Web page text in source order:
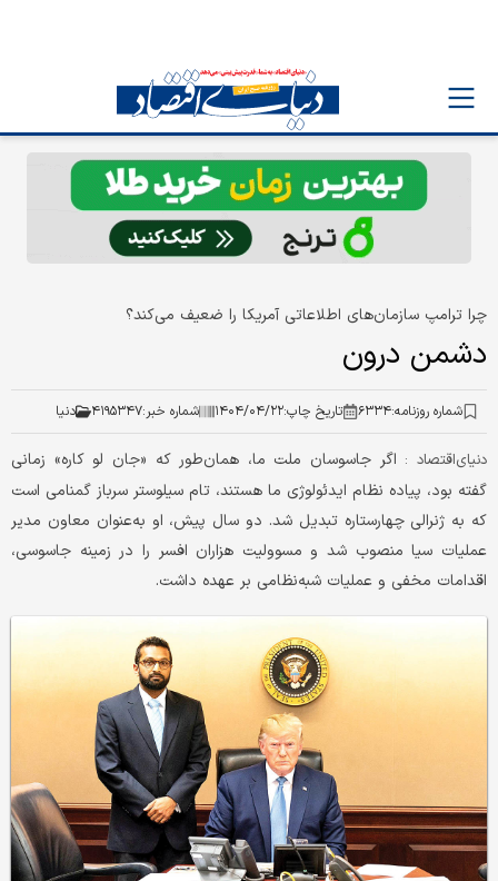
چرا ترامپ سازمان‌های اطلاعاتی آمریکا را ضعیف می‏‌کند؟
دشمن درون
شماره روزنامه:۶۳۳۴ تاریخ چاپ:۱۴۰۴/۰۴/۲۲ شماره خبر:۴۱۹۵۳۴۷ دنیا
دنياي‌اقتصاد : اگر جاسوسان ملت ما، همان‌طور که «جان لو کاره» زمانی
گفته بود، پیاده نظام ایدئولوژی ما هستند، تام سیلوستر سرباز گمنامی است
که به ژنرالی چهارستاره تبدیل شد. دو سال پیش، او به‌عنوان معاون مدیر
عملیات سیا منصوب شد و مسوولیت هزاران افسر را در زمینه جاسوسی،
اقدامات مخفی و عملیات شبه‌نظامی بر عهده داشت.